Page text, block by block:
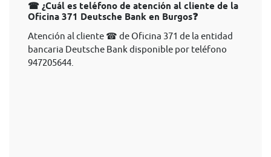
☎ ¿Cuál es teléfono de atención al cliente de la
Oficina 371 Deutsche Bank en Burgos❓
Atención al cliente ☎ de Oficina 371 de la entidad
bancaria Deutsche Bank disponible por teléfono
947205644.